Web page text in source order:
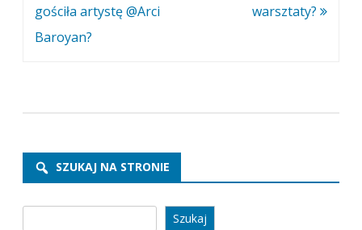
wpisu
gościła artystę @Arci
Baroyan?
warsztaty?
SZUKAJ NA STRONIE
Szukaj